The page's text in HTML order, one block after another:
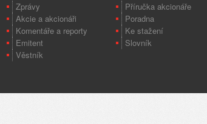
Zprávy
Akcie a akcionáři
Komentáře a reporty
Emitent
Věstník
Příručka akcionáře
Poradna
Ke stažení
Slovník